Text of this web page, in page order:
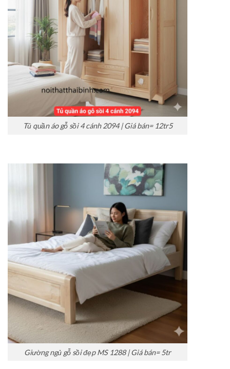
Tủ quần áo gỗ sồi 4 cánh 2094 | Giá bán= 12tr5
Giường ngủ gỗ sồi đẹp MS 1288 | Giá bán= 5tr